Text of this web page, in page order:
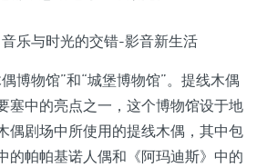
博物馆”和“城堡博物馆”。提线木偶
塞中的亮点之一，这个博物馆设于地
偶剧场中所使用的提线木偶，其中包
的帕帕基诺人偶和《阿玛迪斯》中的